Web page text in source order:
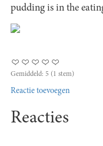
pudding is in the
Gemiddeld: 5 (1 stem)
Reactie toevoegen
Reacties